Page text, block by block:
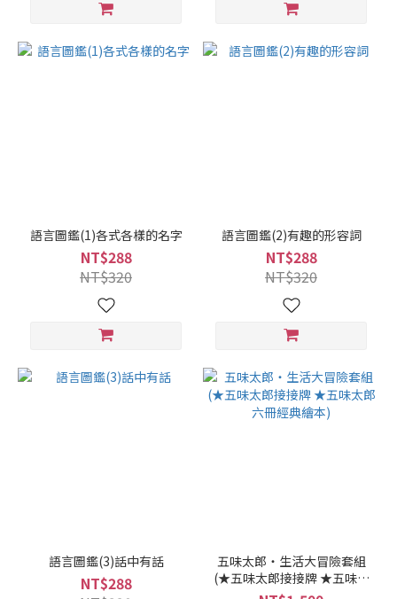
語言圖鑑(1)各式各樣的名字
NT$288
NT$320
語言圖鑑(2)有趣的形容詞
NT$288
NT$320
語言圖鑑(3)話中有話
NT$288
五味太郎・生活大冒險套組
(★五味太郎接接牌 ★五味太
郎六冊經典繪本)